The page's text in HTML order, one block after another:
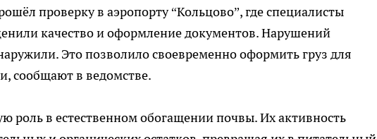
проверку в аэропорту “Кольцово”, где специалисты
качество и оформление документов. Нарушений
Это позволило своевременно оформить груз для
сообщают в ведомстве.
роль в естественном обогащении почвы. Их активность